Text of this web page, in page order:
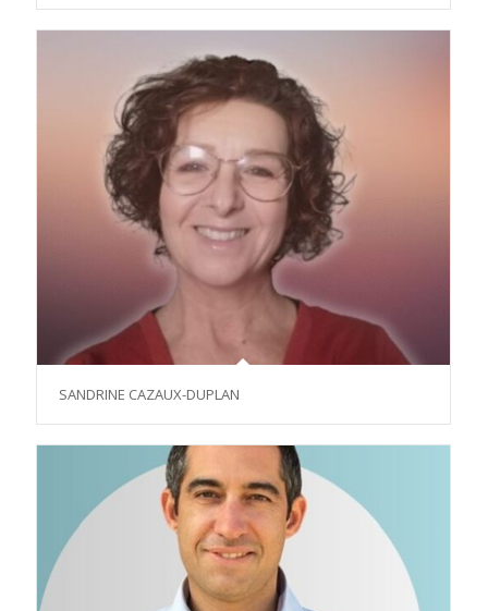
SANDRINE CAZAUX-DUPLAN